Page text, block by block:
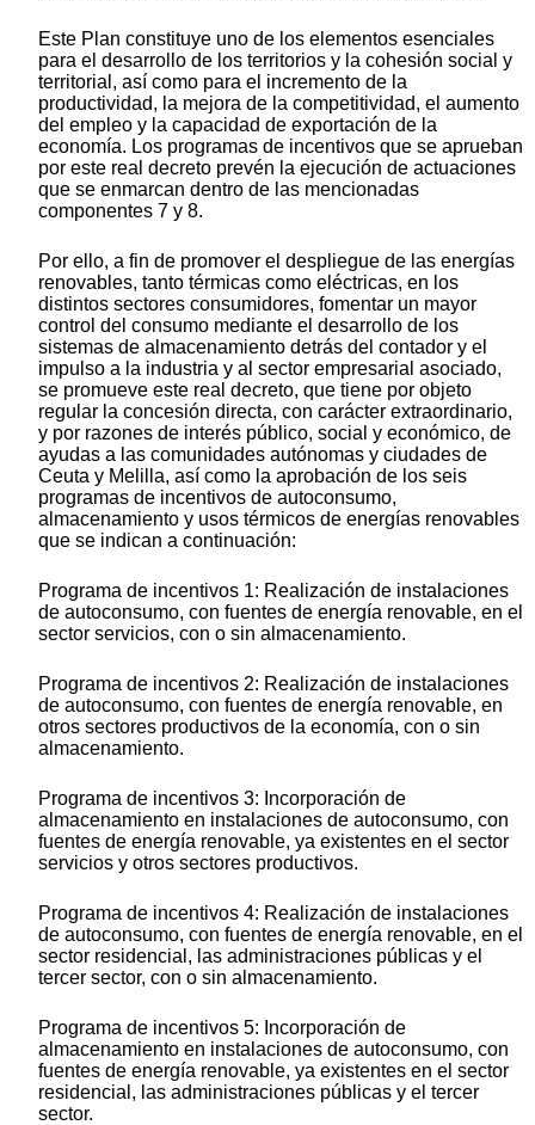
Este Plan constituye uno de los elementos esenciales
para el desarrollo de los territorios y la cohesión social y
territorial, así como para el incremento de la
productividad, la mejora de la competitividad, el aumento
del empleo y la capacidad de exportación de la
economía. Los programas de incentivos que se aprueban
por este real decreto prevén la ejecución de actuaciones
que se enmarcan dentro de las mencionadas
componentes 7 y 8.
Por ello, a fin de promover el despliegue de las energías
renovables, tanto térmicas como eléctricas, en los
distintos sectores consumidores, fomentar un mayor
control del consumo mediante el desarrollo de los
sistemas de almacenamiento detrás del contador y el
impulso a la industria y al sector empresarial asociado,
se promueve este real decreto, que tiene por objeto
regular la concesión directa, con carácter extraordinario,
y por razones de interés público, social y económico, de
ayudas a las comunidades autónomas y ciudades de
Ceuta y Melilla, así como la aprobación de los seis
programas de incentivos de autoconsumo,
almacenamiento y usos térmicos de energías renovables
que se indican a continuación:
Programa de incentivos 1: Realización de instalaciones
de autoconsumo, con fuentes de energía renovable, en el
sector servicios, con o sin almacenamiento.
Programa de incentivos 2: Realización de instalaciones
de autoconsumo, con fuentes de energía renovable, en
otros sectores productivos de la economía, con o sin
almacenamiento.
Programa de incentivos 3: Incorporación de
almacenamiento en instalaciones de autoconsumo, con
fuentes de energía renovable, ya existentes en el sector
servicios y otros sectores productivos.
Programa de incentivos 4: Realización de instalaciones
de autoconsumo, con fuentes de energía renovable, en el
sector residencial, las administraciones públicas y el
tercer sector, con o sin almacenamiento.
Programa de incentivos 5: Incorporación de
almacenamiento en instalaciones de autoconsumo, con
fuentes de energía renovable, ya existentes en el sector
residencial, las administraciones públicas y el tercer
sector.